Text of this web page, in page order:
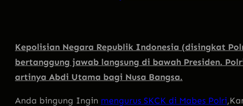
Kepolisian Negara Republik Indonesia (disingkat
bertanggung jawab langsung di bawah Presiden.
artinya Abdi Utama bagi Nusa Bangsa.
Anda bingung Ingin mengurus SKCK di Mabes Polri